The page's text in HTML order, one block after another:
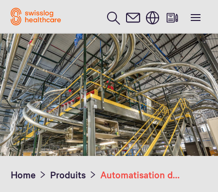
Anglais / English
Home Produits Automatisation du transport